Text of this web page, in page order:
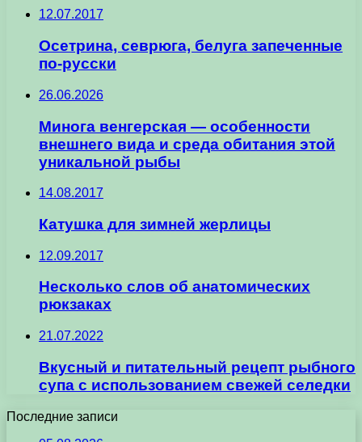
12.07.2017
Осетрина, севрюга, белуга запеченные
по-русски
26.06.2026
Минога венгерская — особенности
внешнего вида и среда обитания этой
уникальной рыбы
14.08.2017
Катушка для зимней жерлицы
12.09.2017
Несколько слов об анатомических
рюкзаках
21.07.2022
Вкусный и питательный рецепт рыбного
супа с использованием свежей селедки
Последние записи